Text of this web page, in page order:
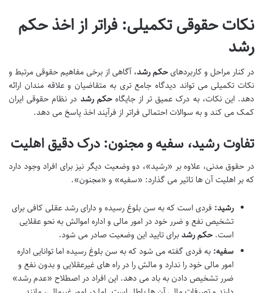
نکات حقوقی تکمیلی: فراتر از اخذ حکم
رشد
در کنار مراحل و کاربردهایحکم رشد، آگاهی از برخی مفاهیم حقوقی مرتبط و
نکات تکمیلی می تواند دیدگاه جامع تری به متقاضیان و علاقه مندان ارائه
دهد. این نکات، به درک عمیق تر از جایگاهحکم رشد در نظام حقوقی ایران
کمک می کند و به سوالات احتمالی فراتر از فرآیند اخذ پاسخ می دهد.
تفاوت رشید، سفیه و مجنون: درک دقیق اهلیت
در حقوق مدنی، علاوه بر «رشید»، دو وضعیت دیگر نیز برای افراد وجود دارد
که بر اهلیت آن ها تاثیر می گذارد: «سفیه» و «مجنون».
رشید: فردی است که به سن بلوغ رسیده و دارای رشد عقلی کافی برای
تشخیص نفع و ضرر خود در امور مالی و اداره اموالش به نحو عقلایی
است. حکم رشدبرای تایید این وضعیت صادر می شود.
سفیه: به فردی گفته می شود که به سن بلوغ رسیده اما توانایی اداره
امور مالی خود را ندارد و مالش را در راه های غیرعقلایی و بدون نفع و
ضرر تشخیص دادن به باد می دهد. این افراد در اصطلاح «عدم رشد»